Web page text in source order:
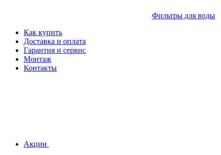
Фильтры для воды
Как купить
Доставка и оплата
Гарантия и сервис
Монтаж
Контакты
Акции